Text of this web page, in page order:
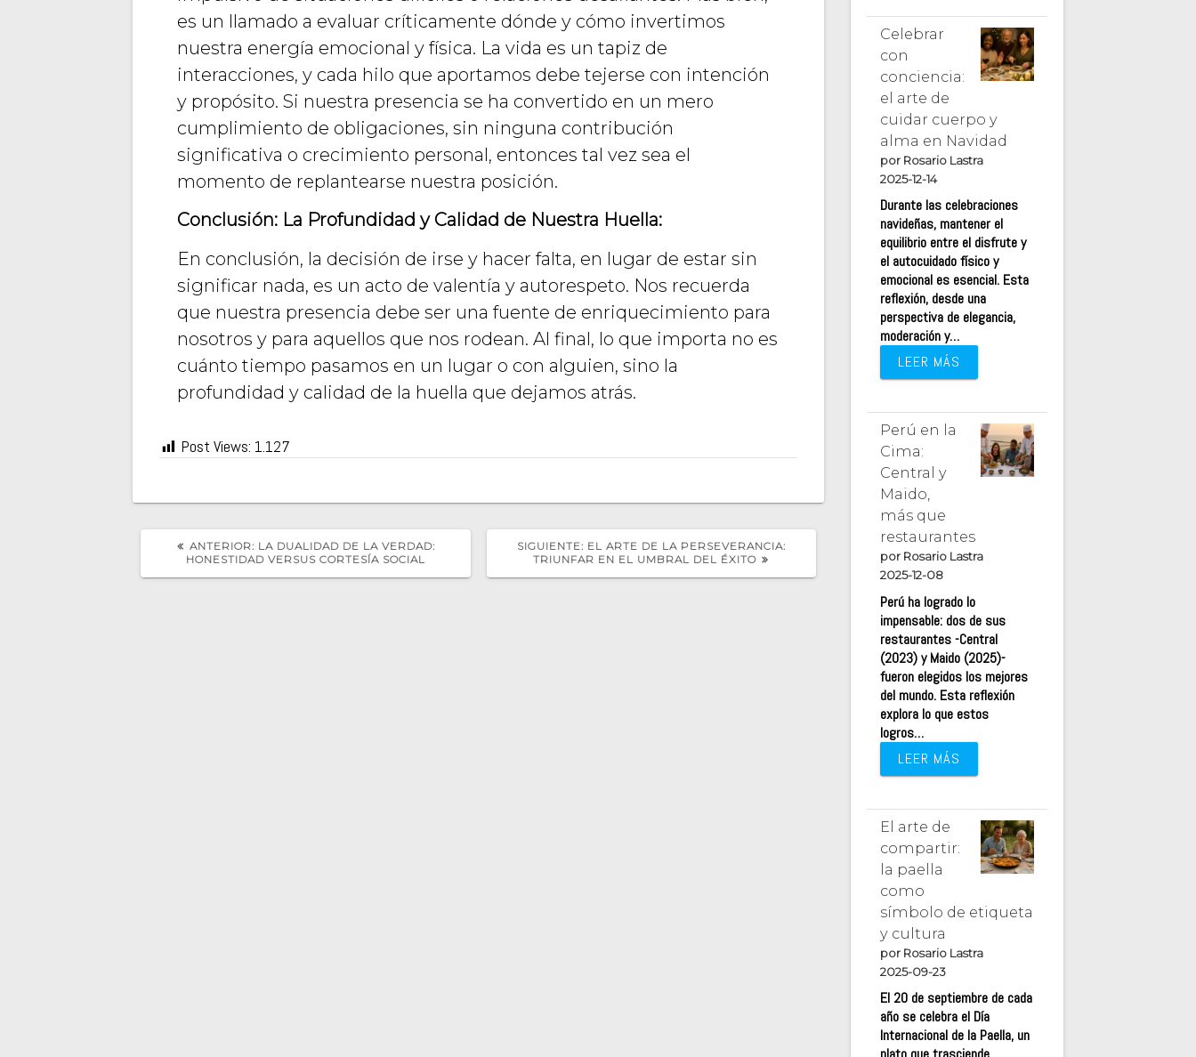
es un llamado a evaluar críticamente dónde y cómo invertimos
nuestra energía emocional y física. La vida es un tapiz de
interacciones, y cada hilo que aportamos debe tejerse con intención
y propósito. Si nuestra presencia se ha convertido en un mero
cumplimiento de obligaciones, sin ninguna contribución
significativa o crecimiento personal, entonces tal vez sea el
momento de replantearse nuestra posición.
Conclusión: La Profundidad y Calidad de Nuestra Huella:
En conclusión, la decisión de irse y hacer falta, en lugar de estar sin
significar nada, es un acto de valentía y autorespeto. Nos recuerda
que nuestra presencia debe ser una fuente de enriquecimiento para
nosotros y para aquellos que nos rodean. Al final, lo que importa no es
cuánto tiempo pasamos en un lugar o con alguien, sino la
profundidad y calidad de la huella que dejamos atrás.
Post Views: 1.127
ANTERIOR: POST
ANTERIOR:
LA DUALIDAD DE LA VERDAD:
HONESTIDAD VERSUS CORTESÍA SOCIAL
SIGUIENTE: SIGUIENTE
POST:
EL ARTE DE LA PERSEVERANCIA:
TRIUNFAR EN EL UMBRAL DEL ÉXITO
Celebrar
con
conciencia:
el arte de
cuidar cuerpo y
alma en Navidad
por Rosario Lastra
2025-12-14
Durante las celebraciones
navideñas, mantener el
equilibrio entre el disfrute y
el autocuidado físico y
emocional es esencial. Esta
reflexión, desde una
perspectiva de elegancia,
moderación y…
LEER MÁS
Perú en la
Cima:
Central y
Maido,
más que
restaurantes
por Rosario Lastra
2025-12-08
Perú ha logrado lo
impensable: dos de sus
restaurantes -Central
(2023) y Maido (2025)-
fueron elegidos los mejores
del mundo. Esta reflexión
explora lo que estos
logros…
LEER MÁS
El arte de
compartir:
la paella
como
símbolo de etiqueta
y cultura
por Rosario Lastra
2025-09-23
El 20 de septiembre de cada
año se celebra el Día
Internacional de la Paella, un